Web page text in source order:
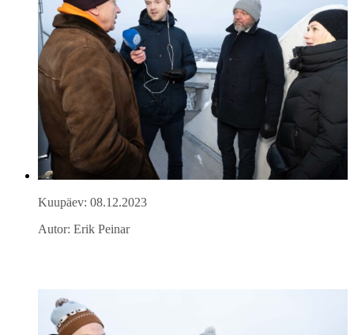
Kuupäev: 08.12.2023
Autor: Erik Peinar